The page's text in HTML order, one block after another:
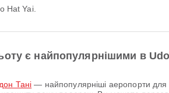
Hat Yai.
є найпопулярнішими в
Тані — найпопулярніші аеропорти для